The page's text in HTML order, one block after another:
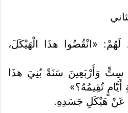
لَهُمْ: «انْقُضُوا هذَا الْهَيْكَلَ،
سِتٍّ وَأَرْبَعِينَ سَنَةً بُنِيَ هذَا
أَيَّامٍ تُقِيمُهُ؟»